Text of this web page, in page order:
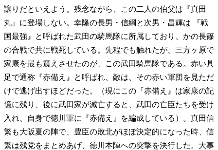
譲りだといえよう。残念ながら、この二人の伯父は『真田
丸』に登場しない。幸隆の長男・信綱と次男・昌輝は 『戦
国最強』と呼ばれた武田の騎馬隊に所属しており、かの長篠
の合戦で共に戦死している。先程でも触れたが、三方ヶ原で
家康を最も震えさせたのが、この武田騎馬隊である。赤い具
足で通称『赤備え』と呼ばれ、敵は、その赤い軍団を見ただ
けで逃げ出すほどだった。（現にこの『赤備え』は家康の記
憶に残り、後に武田家が滅亡すると、武田の亡臣たちを受け
入れ、自身で徳川軍に『赤備え』を編成している）。真田信
繁も大阪夏の陣で、豊臣の敗北がほぼ決定的になった時、信
繁は残党をまとめあげ、徳川本陣への突撃を決行した。大事